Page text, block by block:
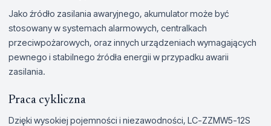
Jako źródło zasilania awaryjnego, akumulator może być
stosowany w systemach alarmowych, centralkach
przeciwpożarowych, oraz innych urządzeniach wymagających
pewnego i stabilnego źródła energii w przypadku awarii
zasilania.
Praca cykliczna
Dzięki wysokiej pojemności i niezawodności, LC-ZZMW5-12S